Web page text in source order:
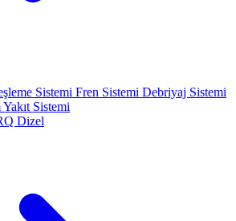
Sistemi Fren Sistemi Debriyaj Sistemi
Yakıt Sistemi
Dizel